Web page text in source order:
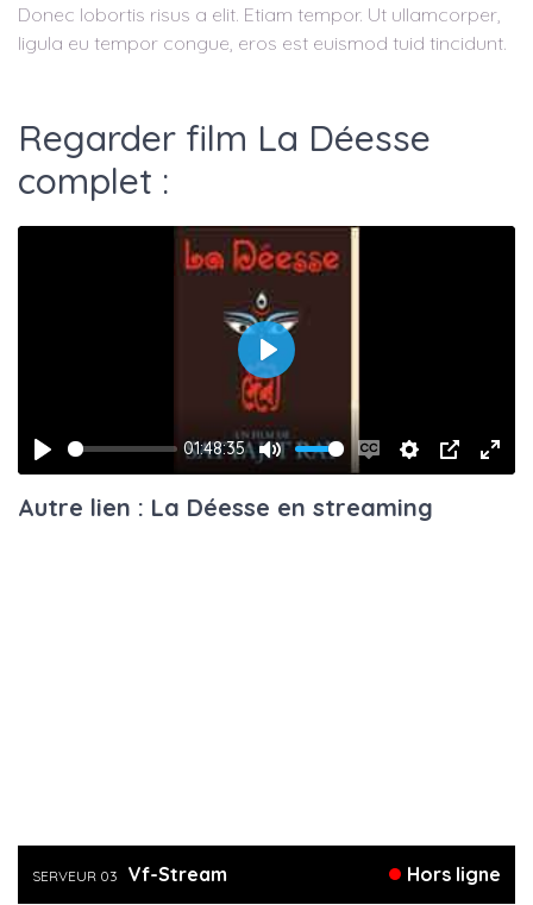
Donec lobortis risus a elit. Etiam tempor. Ut ullamcorper,
ligula eu tempor congue, eros est euismod tuid tincidunt.
Regarder film La Déesse
complet :
Play
01:48:35
Mute
Enable
captions
Settings
PIP
Play
Autre lien : La Déesse en streaming
SERVEUR 03 Vf-Stream Hors ligne